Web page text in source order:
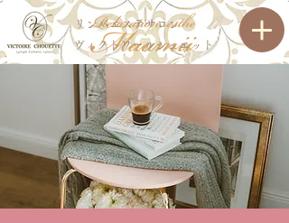
ヴィクトワールシュエット
リンパエステサロン